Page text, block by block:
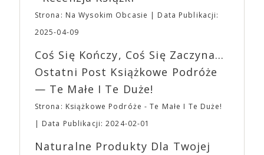
„Midsommar. W biały dzień” zrealizował najbardziej
osobisty film, który pozwolił mu w pełni podzielić
się z widzami swoimi lękami, wizją świata, a przede
„Bo się boi” w kinach od 21 kwietnia.
napoje oraz drobne przekąski a przed halą
planujemy Strefę FoodTrucków. Życzymy Wam
fantastycznego czasu oczekiwania na nadchodzącą
EXPO XXI!
Strona: Na Wysokim Obcasie
Data Publikacji:
2025-04-09
Coś Się Kończy, Coś Się Zaczyna...
Ostatni Post Książkowe Podróże
— Te Małe I Te Duże!
Strona: Książkowe Podróże - Te Małe I Te Duże!
Data Publikacji: 2024-02-01
Naturalne Produkty Dla Twojej